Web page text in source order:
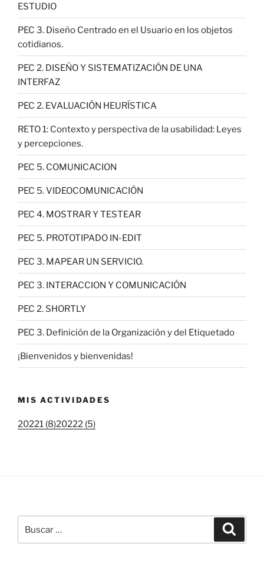
ESTUDIO
PEC 3. Diseño Centrado en el Usuario en los objetos
cotidianos.
PEC 2. DISEÑO Y SISTEMATIZACIÓN DE UNA
INTERFAZ
PEC 2. EVALUACIÓN HEURÍSTICA
RETO 1: Contexto y perspectiva de la usabilidad: Leyes
y percepciones.
PEC 5. COMUNICACION
PEC 5. VIDEOCOMUNICACIÓN
PEC 4. MOSTRAR Y TESTEAR
PEC 5. PROTOTIPADO IN-EDIT
PEC 3. MAPEAR UN SERVICIO.
PEC 3. INTERACCION Y COMUNICACIÓN
PEC 2. SHORTLY
PEC 3. Definición de la Organización y del Etiquetado
¡Bienvenidos y bienvenidas!
MIS ACTIVIDADES
20221 (8)20222 (5)
por: